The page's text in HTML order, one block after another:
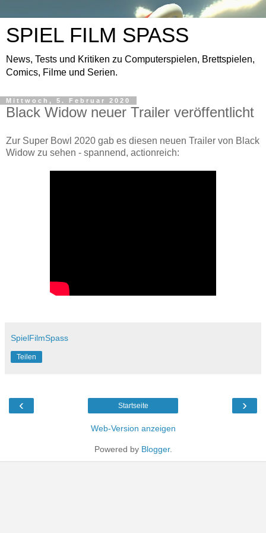
SPIEL FILM SPASS
News, Tests und Kritiken zu Computerspielen, Brettspielen,
Comics, Filme und Serien.
Mittwoch, 5. Februar 2020
Black Widow neuer Trailer veröffentlicht
Zur Super Bowl 2020 gab es diesen neuen Trailer von Black
Widow zu sehen - spannend, actionreich:
SpielFilmSpass
Teilen
‹ ›
Startseite
Web-Version anzeigen
Powered by Blogger.